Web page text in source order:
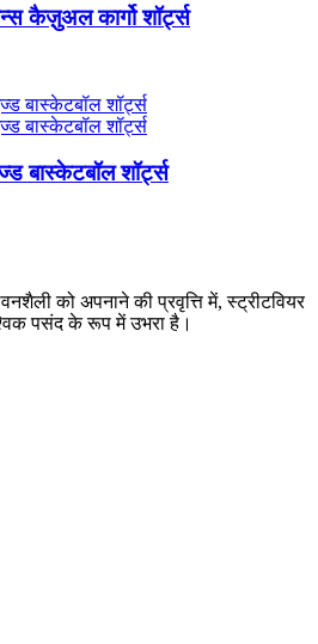
कैज़ुअल कार्गो शॉर्ट्स
बास्केटबॉल शॉर्ट्स
को अपनाने की प्रवृत्ति में, स्ट्रीटवियर
पसंद के रूप में उभरा है।